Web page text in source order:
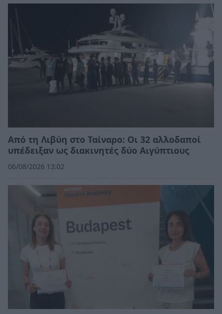
Από τη Λιβύη στο Ταίναρο: Οι 32 αλλοδαποί
υπέδειξαν ως διακινητές δύο Αιγύπτιους
06/08/2026 13:02